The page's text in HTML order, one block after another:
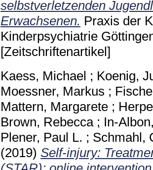
selbstverletzenden
Erwachsenen. Praxis der
Kinderpsychiatrie
[Zeitschriftenartikel]
Kaess, Michael ; Koenig,
Moessner, Markus ;
Mattern, Margarete ;
Brown, Rebecca; In-
Plener, Paul L. ; Schmahl,
(2019) Self-injury: